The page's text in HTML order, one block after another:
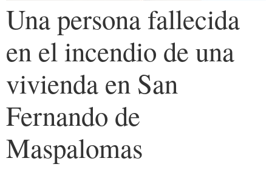
Una persona fallecida
en el incendio de una
vivienda en San
Fernando de
Maspalomas